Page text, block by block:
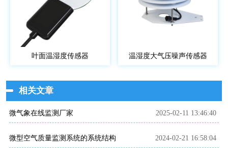
叶面温湿度传感器 温湿度大气压噪声传感器
相关文章
微气象在线监测厂家 2025-02-11 13:46:40
微型空气质量监测系统的系统结构 2024-02-21 16:58:04